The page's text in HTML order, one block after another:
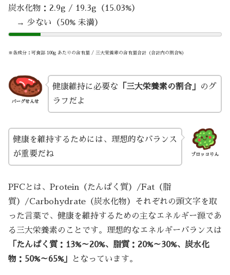
炭水化物：2.9g / 19.3g（15.03%）
→ 少ない（50% 未満）
※各成分：可食部 100g あたりの含有量 / 三大栄養素の含有量合計（合計内の割合%）
バーグせんせ
健康維持に必要な 「三大栄養素の割合」
のグ
ラフだよ
ブロッコりん
健康を維持するためには、理想的なバランス
が重要だね
PFCとは、Protein（たんぱく質）/Fat（脂
質）/Carbohydrate（炭水化物）それぞれの頭文字を取
った言葉で、健康を維持するための主なエネルギー源であ
る三大栄養素のことです。理想的なエネルギーバランスは
「たんぱく質：13%～20%、脂質：20%～30%、炭水化
物：50%～65%」
となっています。